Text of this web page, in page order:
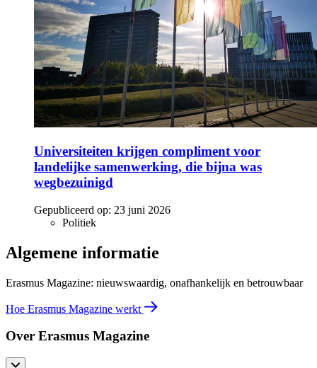
Universiteiten krijgen compliment voor
landelijke samenwerking, die bijna was
wegbezuinigd
Gepubliceerd op: 23 juni 2026
Politiek
Algemene informatie
Erasmus Magazine: nieuwswaardig, onafhankelijk en betrouwbaar
Hoe Erasmus Magazine werkt
Over Erasmus Magazine